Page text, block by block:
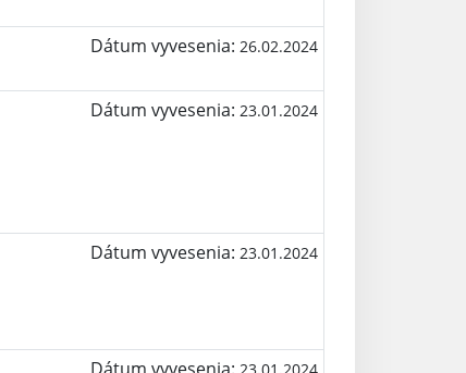
Dátum vyvesenia: 26.02.2024
Dátum vyvesenia: 23.01.2024
Dátum vyvesenia: 23.01.2024